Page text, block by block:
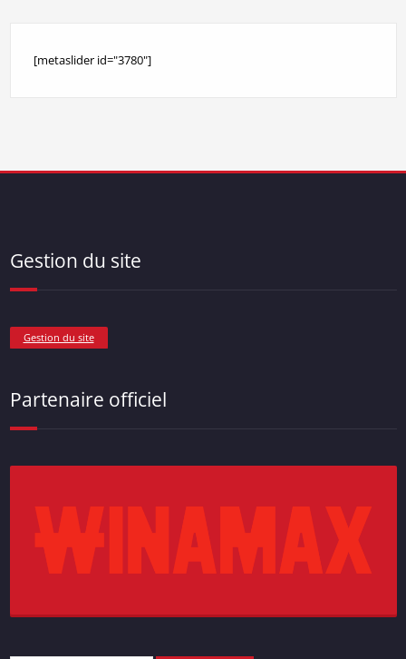
[metaslider id="3780"]
Gestion du site
Gestion du site
Partenaire officiel